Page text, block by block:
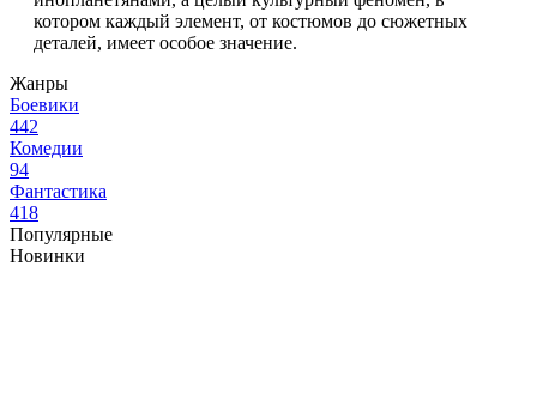
котором каждый элемент, от костюмов до сюжетных
деталей, имеет особое значение.
Жанры
Боевики
442
Комедии
94
Фантастика
418
Популярные
Новинки